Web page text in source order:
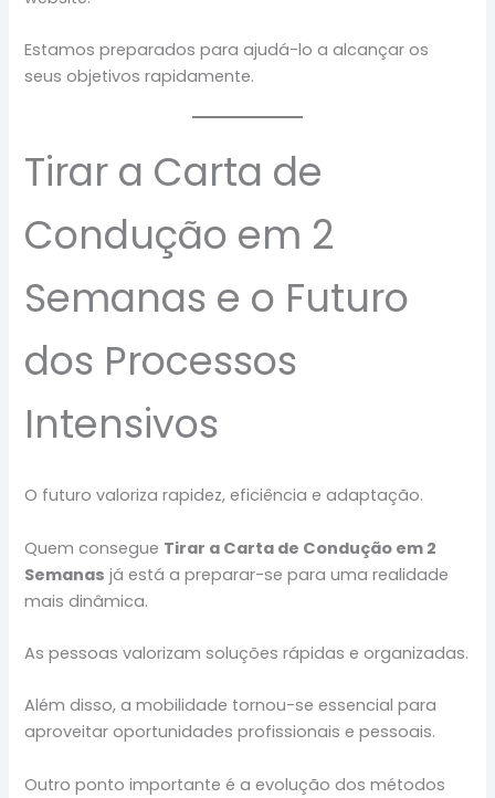
Estamos preparados para ajudá-lo a alcançar os
seus objetivos rapidamente.
Tirar a Carta de
Condução em 2
Semanas e o Futuro
dos Processos
Intensivos
O futuro valoriza rapidez, eficiência e adaptação.
Quem consegue Tirar a Carta de Condução em 2
Semanas já está a preparar-se para uma realidade
mais dinâmica.
As pessoas valorizam soluções rápidas e organizadas.
Além disso, a mobilidade tornou-se essencial para
aproveitar oportunidades profissionais e pessoais.
Outro ponto importante é a evolução dos métodos